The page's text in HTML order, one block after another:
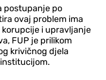
postupanje po
ovaj problem ima
i upravljanje
FUP je prilikom
krivičnog d‌jela